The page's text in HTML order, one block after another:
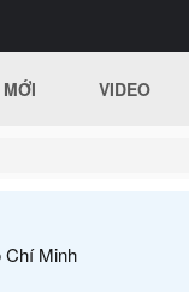
VIDEO
Chí Minh